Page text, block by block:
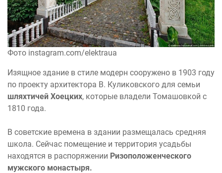
Фото instagram.com/elektraua
Изящное здание в стиле модерн сооружено в 1903 году
по проекту архитектора В. Куликовского для семьи
шляхтичей Хоецких, которые владели Томашовкой с
1810 года.
В советские времена в здании размещалась средняя
школа. Сейчас помещение и территория усадьбы
находятся в распоряжении Ризоположенческого
мужского монастыря.